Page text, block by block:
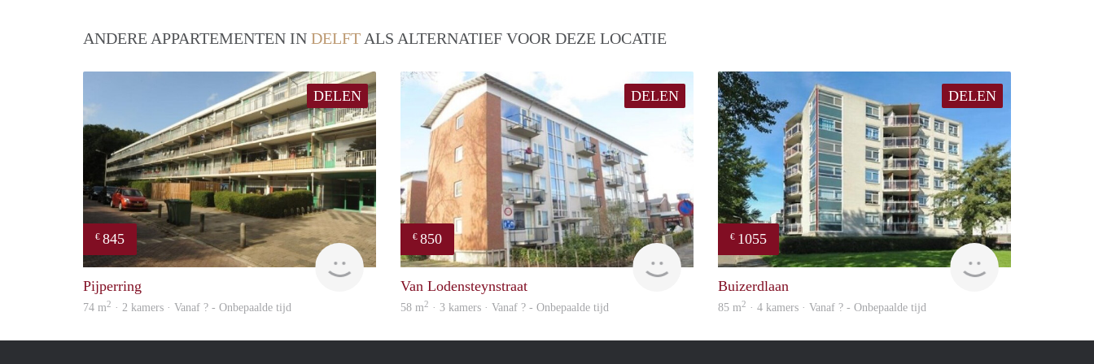
ANDERE APPARTEMENTEN IN DELFT ALS ALTERNATIEF VOOR DEZE LOCATIE
DELEN
€ 845
rent
Pijperring
74 m2 · 2 kamers · Vanaf ? - Onbepaalde tijd
DELEN
€ 850
finder
Van Lodensteynstraat
58 m2 · 3 kamers · Vanaf ? - Onbepaalde tijd
DELEN
€ 1055
rent
Buizerdlaan
85 m2 · 4 kamers · Vanaf ? - Onbepaalde tijd